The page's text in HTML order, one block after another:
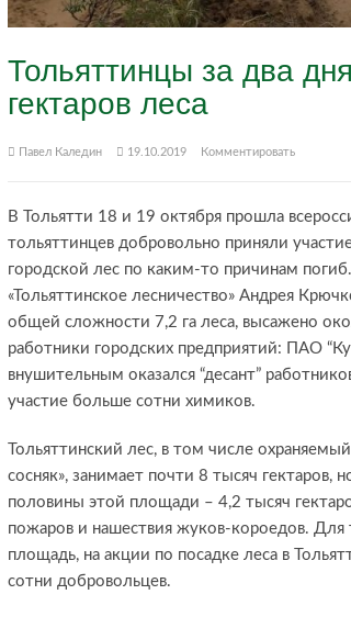
Тольяттинцы за два
гектаров леса
Павел Каледин 19.10.2019 Комментировать
В Тольятти 18 и 19 октября прошла
тольяттинцев добровольно приняли
городской лес по каким-то причинам
«Тольяттинское лесничество» Андрея
общей сложности 7,2 га леса, высажено
работники городских предприятий: ПАО
внушительным оказался “десант”
участие больше сотни химиков.
Тольяттинский лес, в том числе
сосняк», занимает почти 8 тысяч гектаров,
половины этой площади – 4,2 тысяч
пожаров и нашествия жуков-короедов.
площадь, на акции по посадке леса в
сотни добровольцев.